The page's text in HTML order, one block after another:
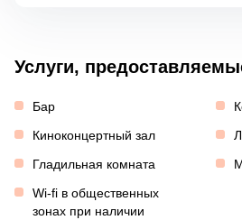
Услуги,
Бар
Киноконцертный зал
Гладильная комната
Wi-fi в общественных
зонах при наличии